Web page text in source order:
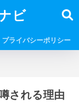
ビ
プライバシーポリシー
される理由